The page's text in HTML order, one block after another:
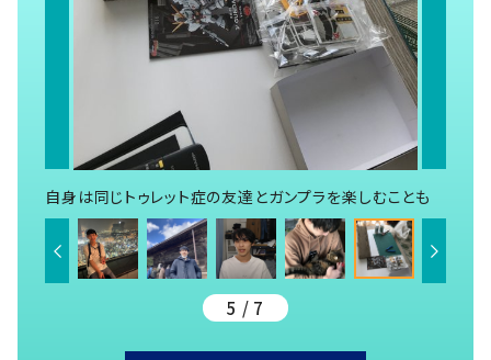
自身は同じトゥレット症の友達とガンプラを楽しむことも
5 / 7